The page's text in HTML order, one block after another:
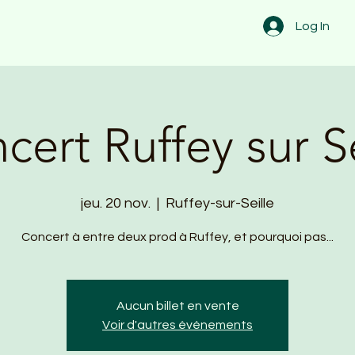
Log In
Ruffey sur
jeu. 20 nov.
  |
Ruffey-sur-Seille
Concert à entre deux prod à Ruffey, et pourquoi pas...
Aucun billet en vente
Voir d'autres événements